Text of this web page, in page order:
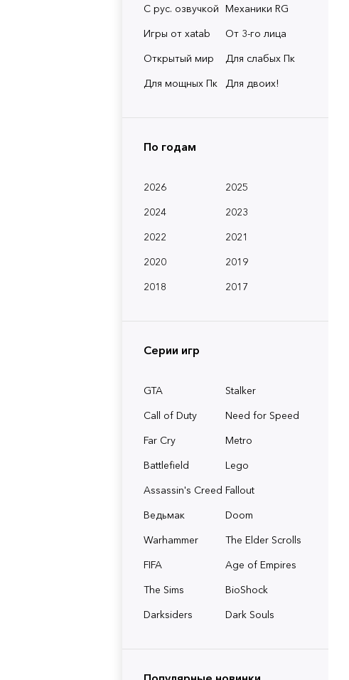
С рус. озвучкой Механики RG
Игры от xatab
От 3-го лица
Открытый мир
Для слабых Пк
Для мощных Пк
Для двоих!
По годам
2026
2025
2024
2023
2022
2021
2020
2019
2018
2017
Серии игр
GTA
Stalker
Call of Duty
Need for Speed
Far Cry
Metro
Battlefield
Lego
Assassin's Creed Fallout
Ведьмак
Doom
Warhammer
The Elder Scrolls
FIFA
Age of Empires
The Sims
BioShock
Darksiders
Dark Souls